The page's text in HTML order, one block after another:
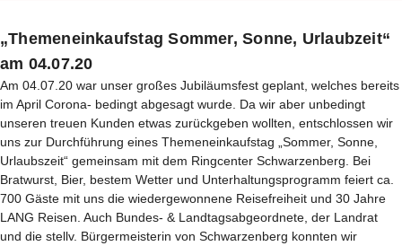
„Themeneinkaufstag Sommer, Sonne, Urlaubzeit“
am 04.07.20
Am 04.07.20 war unser großes Jubiläumsfest geplant, welches bereits
im April Corona- bedingt abgesagt wurde. Da wir aber unbedingt
unseren treuen Kunden etwas zurückgeben wollten, entschlossen wir
uns zur Durchführung eines Themeneinkaufstag „Sommer, Sonne,
Urlaubszeit“ gemeinsam mit dem Ringcenter Schwarzenberg. Bei
Bratwurst, Bier, bestem Wetter und Unterhaltungsprogramm feiert ca.
700 Gäste mit uns die wiedergewonnene Reisefreiheit und 30 Jahre
LANG Reisen. Auch Bundes- & Landtagsabgeordnete, der Landrat
und die stellv. Bürgermeisterin von Schwarzenberg konnten wir